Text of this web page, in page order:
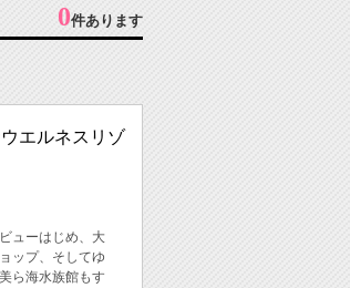
0件あります
エルネスリゾ
ューはじめ、大
ップ、そしてゆ
ら海水族館もす